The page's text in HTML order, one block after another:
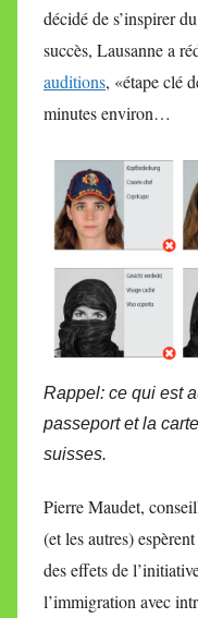
décidé de s’inspirer
succès, Lausanne a
auditions, «étape clé
minutes environ…
Rappel: ce qui est
passeport et la
suisses.
Pierre Maudet,
(et les autres)
des effets de
l’immigration avec